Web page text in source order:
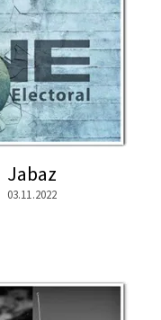
Jabaz
03.11.2022